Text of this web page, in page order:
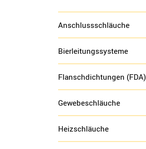
Anschlussschläuche
Bierleitungssysteme
Flanschdichtungen (FDA)
Gewebeschläuche
Heizschläuche